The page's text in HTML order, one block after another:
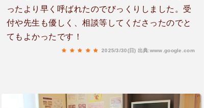
ったより早く呼ばれたのでびっくりしました。受
付や先生も優しく、相談等してくださったのでと
てもよかったです！
2025/3/30(日) 出典:www.google.com